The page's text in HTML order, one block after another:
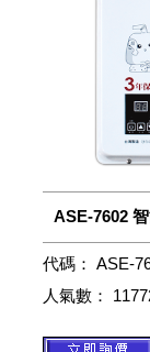
ASE-7602
代碼： ASE-
人氣數：